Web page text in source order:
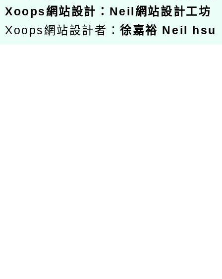
Xoops網站設計 ： Neil網站設計工坊
Xoops網站設計者：徐嘉裕 Neil hsu